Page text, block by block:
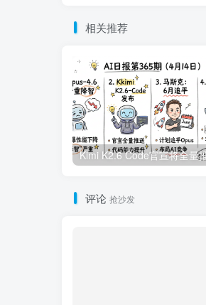
相关推荐
评论 抢沙发